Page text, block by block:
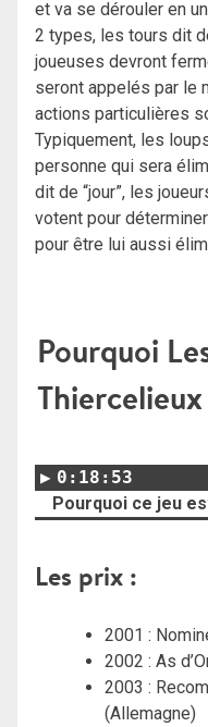
et va se dérouler en
2 types, les tours dit
joueuses devront
seront appelés par le
actions particulières
Typiquement, les
personne qui sera
dit de “jour”, les
votent pour
pour être lui aussi
Pourquoi
0:18:53
Pourquoi ce jeu
Les prix :
2001 :
2002 : As
2003 :
(Allemagne)